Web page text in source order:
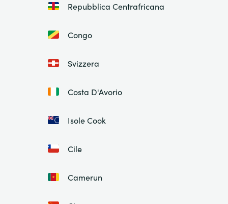
Repubblica Centrafricana
Congo
Svizzera
Costa D'Avorio
Isole Cook
Cile
Camerun